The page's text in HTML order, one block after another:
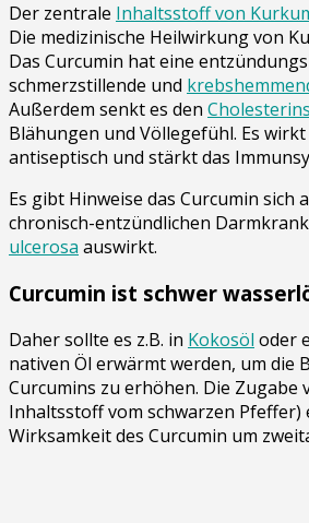
Der zentrale Inhaltsstoff von
Die medizinische Heilwirkung von
Das Curcumin hat eine
schmerzstillende und
Außerdem senkt es den
Blähungen und Völlegefühl. Es
antiseptisch und stärkt das
Es gibt Hinweise das Curcumin sich
chronisch-entzündlichen
ulcerosa auswirkt.
Curcumin ist schwer
Daher sollte es z.B. in Kokosöl oder
nativen Öl erwärmt werden, um die
Curcumins zu erhöhen. Die Zugabe
Inhaltsstoff vom schwarzen Pfeffer)
Wirksamkeit des Curcumin um